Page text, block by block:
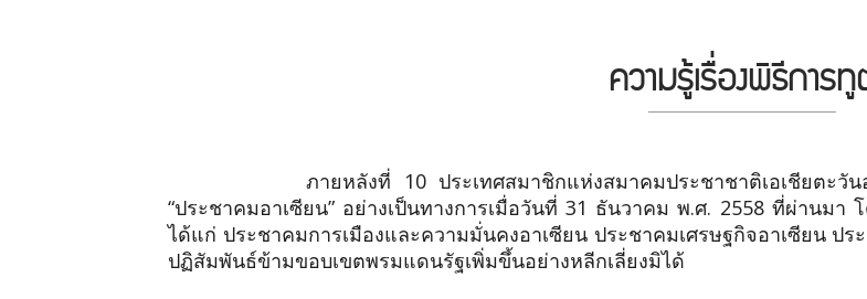
ความรู้เรื่องพิธีการ
ภายหลังที่ 10 ประเทศสมาชิกแห่งสมาคมประชาชาติเอเชียตะวันออก
“ประชาคมอาเซียน” อย่างเป็นทางการเมื่อวันที่ 31 ธันวาคม พ.ศ. 2558 ที่ผ่านมา
ได้แก่ ประชาคมการเมืองและความมั่นคงอาเซียน ประชาคมเศรษฐกิจอาเซียน ป
ปฏิสัมพันธ์ข้ามขอบเขตพรมแดนรัฐเพิ่มขึ้นอย่างหลีกเลี่ยงมิได้